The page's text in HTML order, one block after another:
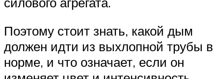
Поэтому стоит знать, какой дым
должен идти из выхлопной трубы в
норме, и что означает, если он